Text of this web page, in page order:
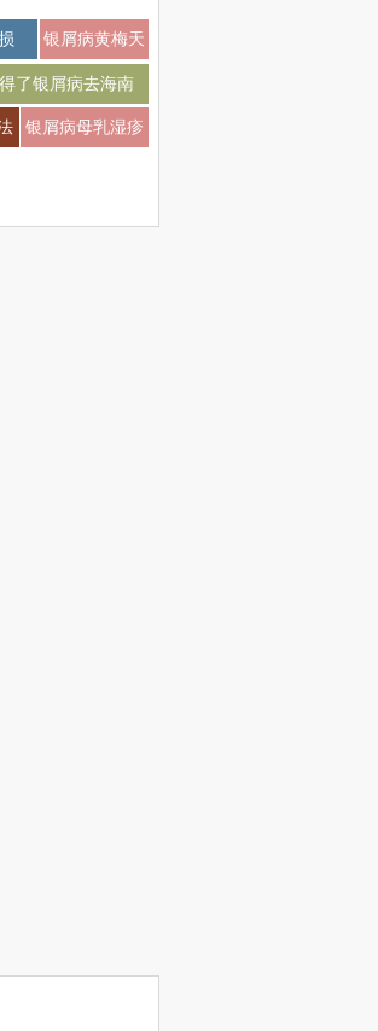
银屑病黄梅天
得了银屑病去海南
银屑病母乳湿疹